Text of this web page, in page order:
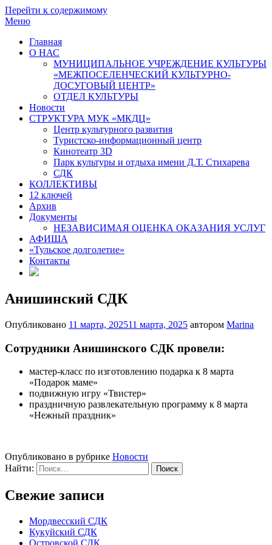
Перейти к содержимому
Меню
Главная
О НАС
МУНИЦИПАЛЬНОЕ УЧРЕЖДЕНИЕ КУЛЬТУРЫ
«МЕЖПОСЕЛЕНЧЕСКИЙ КУЛЬТУРНО-
ДОСУГОВЫЙ ЦЕНТР»
ОТДЕЛ КУЛЬТУРЫ
Новости
СТРУКТУРА МУК «МКДЦ»
Центр культурного развития
Туристско-информационный центр
Кинотеатр 3D
Парк культуры и отдыха имени Д.Т. Стихарева
СДК
КОЛЛЕКТИВЫ
12 ключей
Архив
Документы
НЕЗАВИСИМАЯ ОЦЕНКА ОКАЗАНИЯ УСЛУГ
АФИША
«Тульское долголетие»
Контакты
Анишинский СДК
Опубликовано 11 марта, 202511 марта, 2025 автором Marina
Сотрудники Анишинского СДК провели:
мастер-класс по изготовлению подарка к 8 марта
«Подарок маме»
подвижную игру «Твистер»
праздничную развлекательную программу к 8 марта
«Нежный праздник»
Опубликовано в рубрике Новости
Найти:
Свежие записи
Мордвесский СДК
Кукуйский СДК
Островской СДК